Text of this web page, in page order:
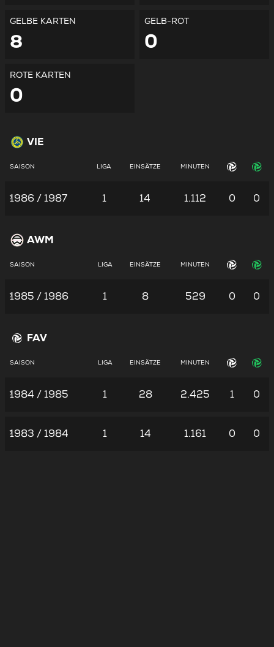
GELBE KARTEN
8
GELB-ROT
0
ROTE KARTEN
0
VIE
SAISON LIGA EINSÄTZE MINUTEN
1986 / 1987 1 14 1.112 0 0
AWM
SAISON LIGA EINSÄTZE MINUTEN
1985 / 1986 1 8 529 0 0
FAV
SAISON LIGA EINSÄTZE MINUTEN
1984 / 1985 1 28 2.425 1 0
1983 / 1984 1 14 1.161 0 0